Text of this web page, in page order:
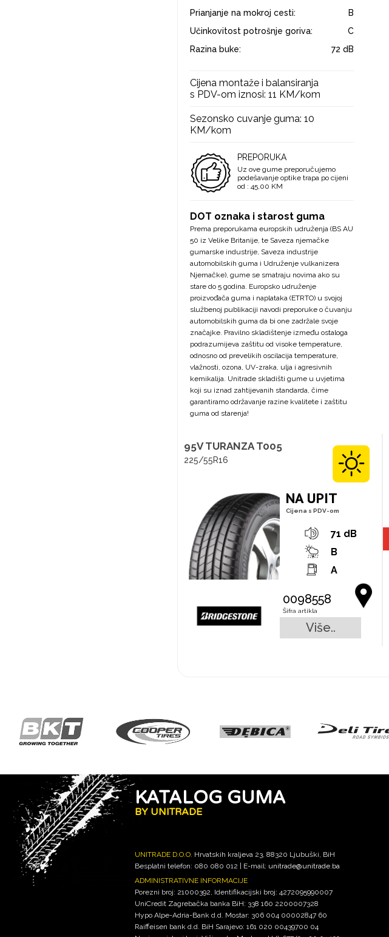
Prianjanje na mokroj cesti:
B
Učinkovitost potrošnje goriva:
C
Razina buke:
72 dB
Cijena montaže i balansiranja
s PDV-om iznosi: 11 KM/kom
Sezonsko cuvanje guma: 10
KM/kom
PREPORUKA
Uz ove gume preporučujemo
podešavanje optike trapa po cijeni
od : 45,00 KM
DOT oznaka i starost guma
Prema preporukama europskih udruženja (BS AU
50 iz Velike Britanije, te Saveza njemačke
gumarske industrije, Saveza industrije
automobilskih guma i Udruženje vulkanizera
Njemačke), gume se smatraju novima ako su
stare do 5 godina. Europsko udruženje
proizvođača guma i naplataka (ETRTO) u svojoj
službenoj publikaciji navodi preporuke o čuvanju
automobilskih guma da bi one zadržale svoje
značajke. Pravilno skladištenje između ostaloga
podrazumijeva zaštitu od visoke temperature,
odnosno od prevelikih oscilacija temperature,
vlažnosti, ozona, UV-zraka, ulja i agresivnih
kemikalija. Unitrade skladišti gume u uvjetima
koji su iznad zahtijevanih standarda, čime
garantiramo održavanje razine kvalitete i zaštitu
guma od starenja!
95V TURANZA T005
225/55R16
NA UPIT
Cijena s PDV-om
71 dB
B
A
0098558
Šifra artikla
Više..
KATALOG GUMA
BY UNITRADE
UNITRADE D.O.O. Hrvatskih kraljeva 23, 88320 Ljubuški, BiH
Besplatni telefon: 080 080 012 | E-mail: unitrade@unitrade.ba
ADMINISTRATIVNE INFORMACIJE
Porezni broj: 21000392, Identifikacijski broj: 4272095990007
UniCredit Zagrebačka banka BiH: 338 160 2200007328
Hypo Alpe-Adria-Bank d.d. Mostar: 306 004 00002847 60
Raiffeisen bank d.d. BiH Sarajevo: 161 020 00439700 04